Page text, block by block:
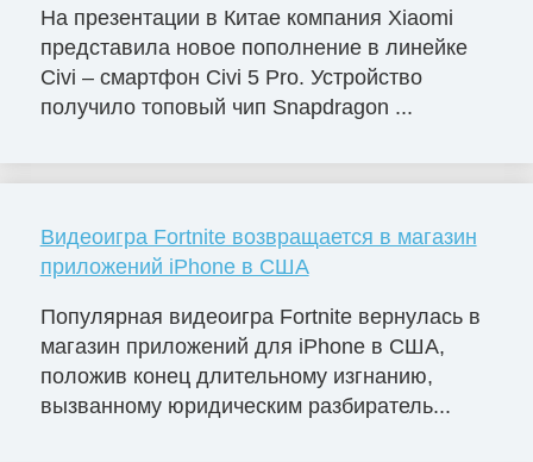
На презентации в Китае компания Xiaomi
представила новое пополнение в линейке
Civi – смартфон Civi 5 Pro. Устройство
получило топовый чип Snapdragon ...
Видеоигра Fortnite возвращается в магазин
приложений iPhone в США
Популярная видеоигра Fortnite вернулась в
магазин приложений для iPhone в США,
положив конец длительному изгнанию,
вызванному юридическим разбиратель...